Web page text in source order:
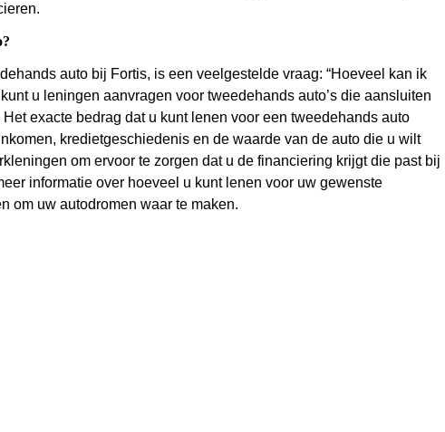
auto bij Fortis, is een veelgestelde vraag: “Hoeveel kan ik
u leningen aanvragen voor tweedehands auto’s die aansluiten
exacte bedrag dat u kunt lenen voor een tweedehands auto
kredietgeschiedenis en de waarde van de auto die u wilt
om ervoor te zorgen dat u de financiering krijgt die past bij
informatie over hoeveel u kunt lenen voor uw gewenste
om uw autodromen waar te maken.